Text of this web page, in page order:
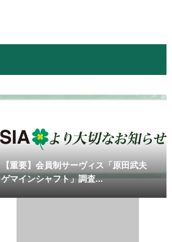
【重要】会員制サーヴィス「原田武夫
ゲマインシャフト」調査...